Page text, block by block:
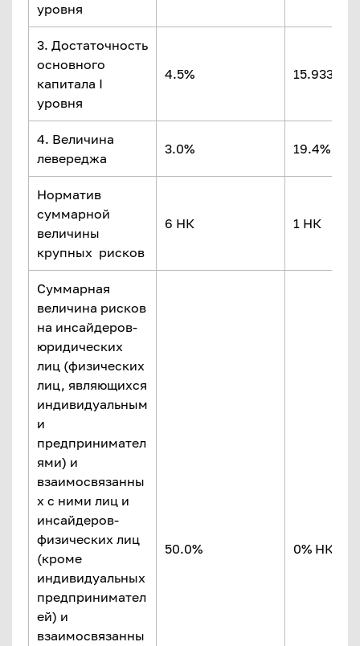
уровня
3. Достаточность
основного
капитала I
уровня
4.5% 15.933%
4. Величина
левереджа
3.0% 19.4%
Норматив
суммарной
величины
крупных рисков
6 НК 1 НК
Суммарная
величина рисков
на инсайдеров-
юридических
лиц (физических
лиц, являющихся
индивидуальным
и
предпринимател
ями) и
взаимосвязанны
х с ними лиц и
инсайдеров-
физических лиц
(кроме
индивидуальных
предпринимател
ей) и
взаимосвязанны
50.0% 0% НК